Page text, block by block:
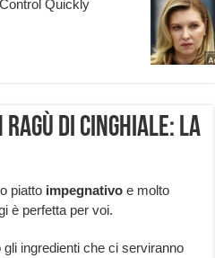
ragù di cinghiale: la
piatto impegnativo e molto
è perfetta per voi.
ingredienti che ci serviranno